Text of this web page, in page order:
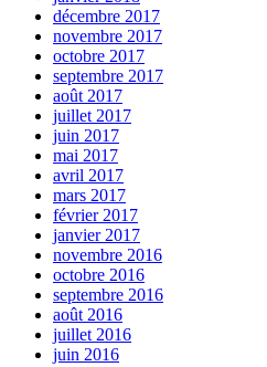
décembre 2017
novembre 2017
octobre 2017
septembre 2017
août 2017
juillet 2017
juin 2017
mai 2017
avril 2017
mars 2017
février 2017
janvier 2017
novembre 2016
octobre 2016
septembre 2016
août 2016
juillet 2016
juin 2016